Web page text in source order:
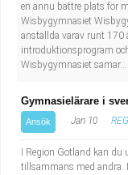
en ännu bättre plats för
Wisbygymnasiet
anställda varav runt 170
introduktionsprogram
Wisbygymnasiet samar...
Gymnasielärare i
Ansök Jan 10
I Region Gotland kan
tillsammans med andra.